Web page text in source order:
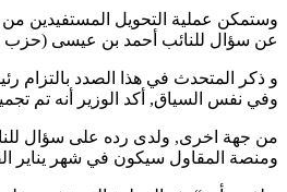
عن سؤال للنائب أحمد بن عيسى (حزب
و ذكر المتحدث في هذا الصدد بالتزام
وفي نفس السياق, أكد الوزير أنه تم
من جهة اخرى, ولدى رده على سؤال
ومنصة المقاول سيكون في شهر يناير